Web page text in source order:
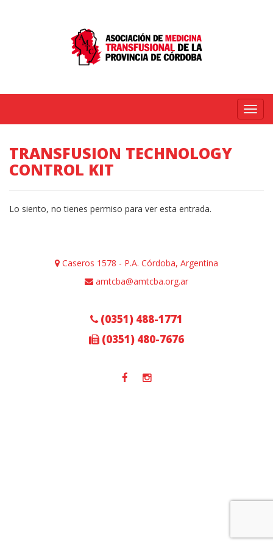
Menú
TRANSFUSION TECHNOLOGY
CONTROL KIT
Lo siento, no tienes permiso para ver esta entrada.
Caseros 1578 - P.A. Córdoba, Argentina
amtcba@amtcba.org.ar
(0351) 488-1771
(0351) 480-7676